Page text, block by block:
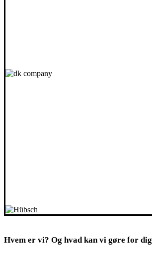
Hvem er vi? Og hvad kan vi gøre for dig